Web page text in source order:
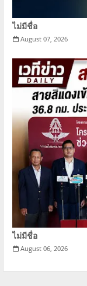
ไม่มีชื่อ
August 07, 2026
ไม่มีชื่อ
August 06, 2026